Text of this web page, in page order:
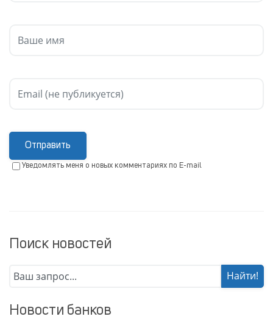
Отправить
Уведомлять меня о новых комментариях по E-mail
Поиск новостей
Новости банков